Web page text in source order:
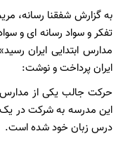
به گزارش شفقنا رسانه،
تفکر و سواد رسانه ای و
مدارس ابتدایی ایران
ایران پرداخت و نوشت:
حرکت جالب یکی از مدارس
این مدرسه به شرکت در یک
درس زبان خود شده است.